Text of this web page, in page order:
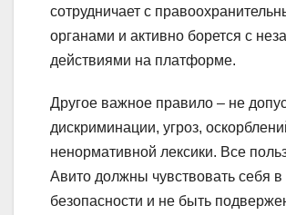
сотрудничает с
органами и активно борется с
действиями на платформе.
Другое важное правило – не
дискриминации, угроз,
ненормативной лексики. Все
Авито должны чувствовать себя в
безопасности и не быть